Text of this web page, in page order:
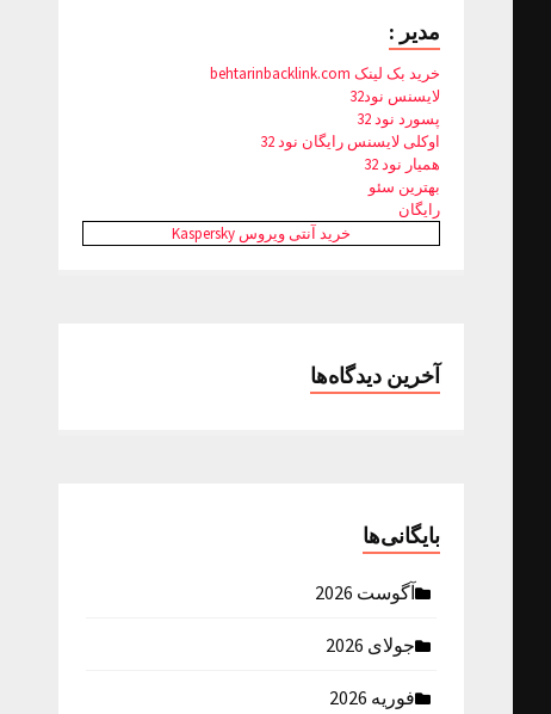
مدیر :
خرید بک لینک behtarinbacklink.com
لایسنس نود32
پسورد نود 32
اوکلی لایسنس رایگان نود 32
همیار نود 32
بهترین سئو
رایگان
خرید آنتی ویروس Kaspersky
آخرین دیدگاه‌ها
بایگانی‌ها
آگوست 2026
جولای 2026
فوریه 2026